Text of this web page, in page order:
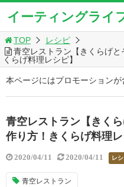
イーティングライ
TOP
レシピ
青空レストラン【きくらげ
くらげ料理レシピ】
本ページにはプロモーションが
青空レストラン【きく
作り方！きくらげ料理レ
2020/04/11 2020/04/11 レ
青空レストラン